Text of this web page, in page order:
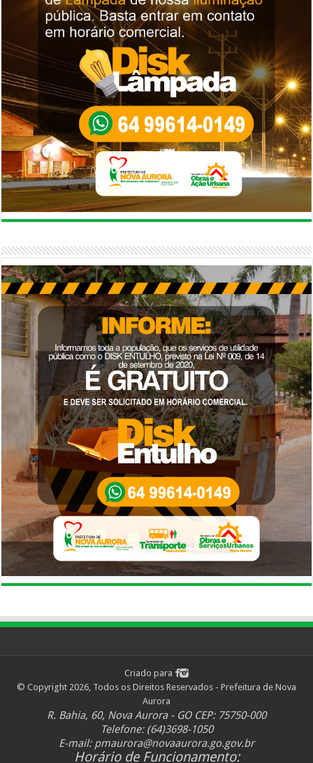
Criado para
© Copyright 2026, Todos os Direitos Reservados - Prefeitura de Nova
Aurora
R. Bahia, 60, Nova Aurora - GO CEP: 75750-000
Telefone: (64)3698-1050
E-mail: pmaurora@novaaurora.go.gov.br
Horário de Funcionamento: